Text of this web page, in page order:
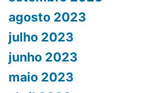
agosto 2023
julho 2023
junho 2023
maio 2023